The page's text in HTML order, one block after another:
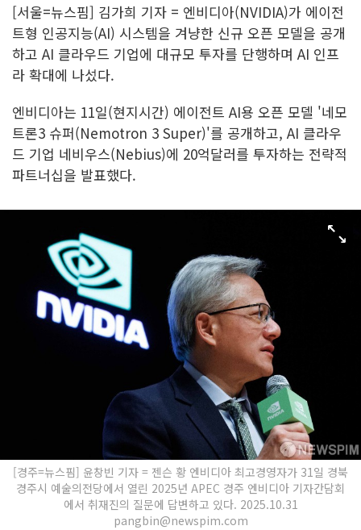
[서울=뉴스핌] 김가희 기자 = 엔비디아(NVIDIA)가 에이전
트형 인공지능(AI) 시스템을 겨냥한 신규 오픈 모델을 공개
하고 AI 클라우드 기업에 대규모 투자를 단행하며 AI 인프
라 확대에 나섰다.
엔비디아는 11일(현지시간) 에이전트 AI용 오픈 모델 '네모
트론3 슈퍼(Nemotron 3 Super)'를 공개하고, AI 클라우
드 기업 네비우스(Nebius)에 20억달러를 투자하는 전략적
파트너십을 발표했다.
[경주=뉴스핌] 윤창빈 기자 = 젠슨 황 엔비디아 최고경영자가 31일 경북
경주시 예술의전당에서 열린 2025년 APEC 경주 엔비디아 기자간담회
에서 취재진의 질문에 답변하고 있다. 2025.10.31
pangbin@newspim.com